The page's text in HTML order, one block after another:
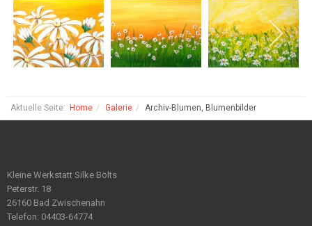
Aktuelle Seite: Home Galerie Archiv-Blumen, Blumenbilder
Kleine Werkstatt Silke Bölts
Peterstr. 18
26160 Bad Zwischenahn
Telefon: 04403-64774